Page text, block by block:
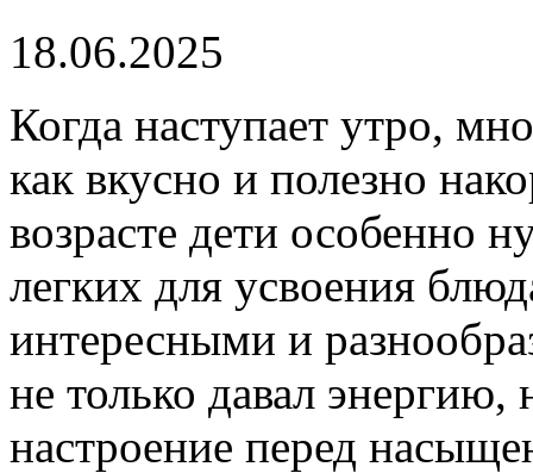
18.06.2025
Когда наступает утро,
как вкусно и полезно
возрасте дети особенно
легких для усвоения
интересными и
не только давал
настроение перед